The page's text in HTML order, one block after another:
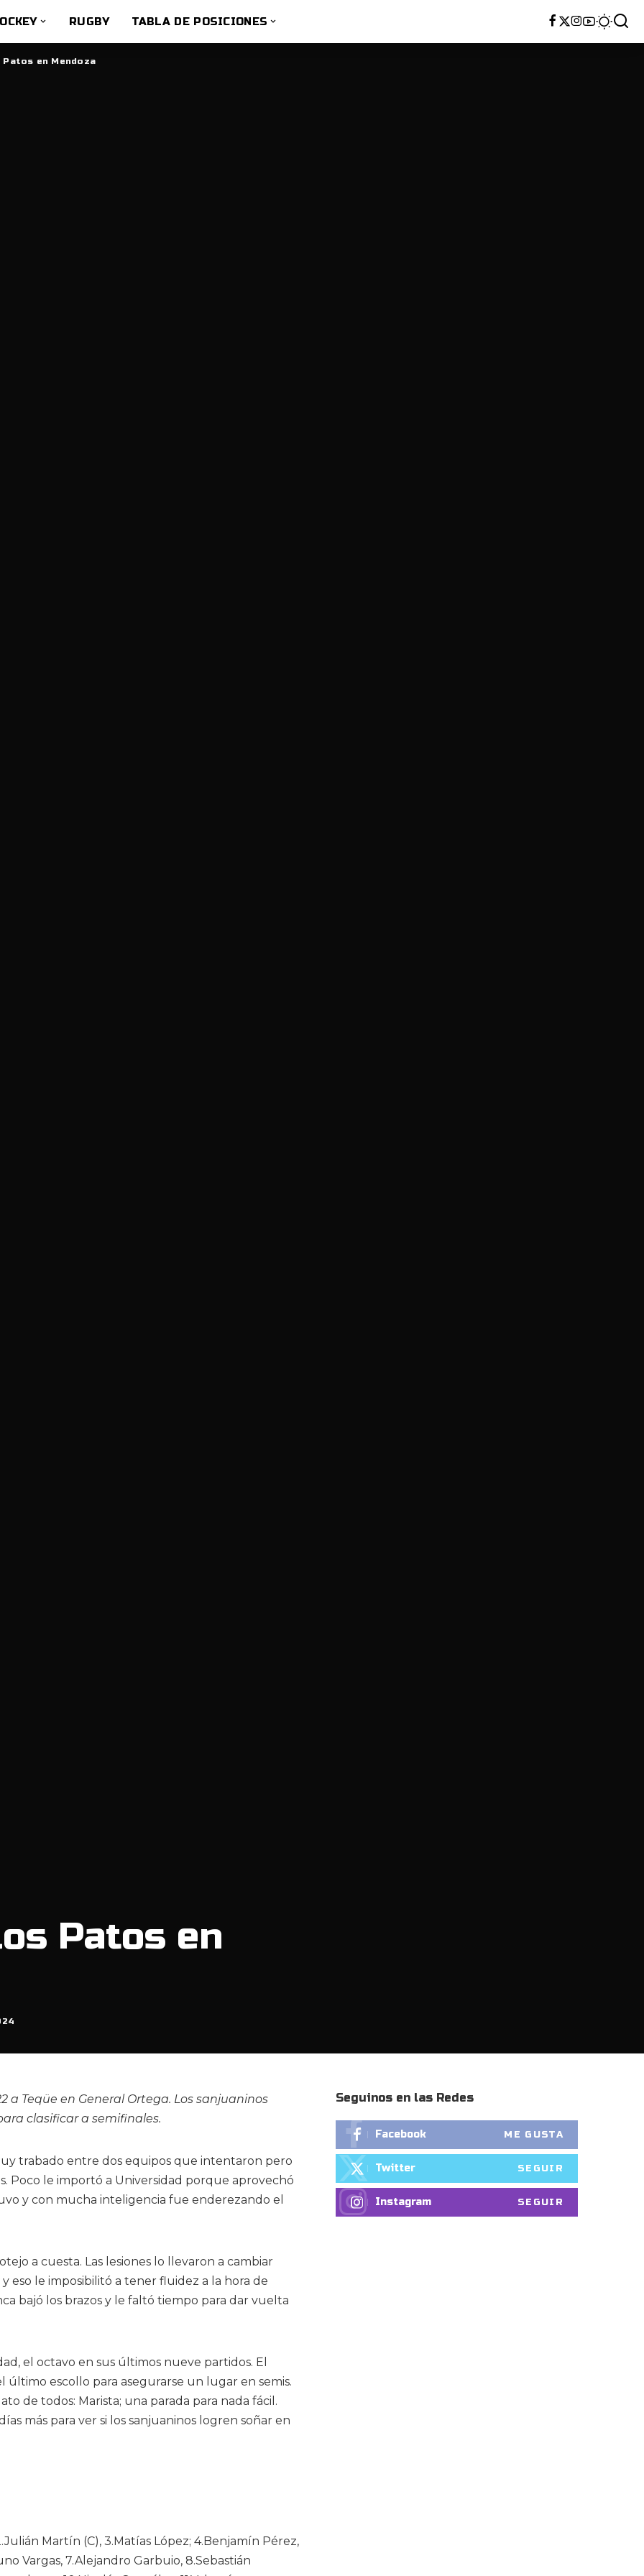
RUGBY TABLA DE POSICIONES
en Mendoza
Patos en
a Teqüe en General Ortega. Los sanjuaninos
clasificar a semifinales.
trabado entre dos equipos que intentaron pero
Poco le importó a Universidad porque aprovechó
y con mucha inteligencia fue enderezando el
a cuesta. Las lesiones lo llevaron a cambiar
eso le imposibilitó a tener fluidez a la hora de
bajó los brazos y le faltó tiempo para dar vuelta
el octavo en sus últimos nueve partidos. El
último escollo para asegurarse un lugar en semis.
de todos: Marista; una parada para nada fácil.
más para ver si los sanjuaninos logren soñar en
Martín (C), 3.Matías López; 4.Benjamín Pérez,
Vargas, 7.Alejandro Garbuio, 8.Sebastián
Seguinos en las Redes
Facebook ME GUSTA
Twitter SEGUIR
Instagram SEGUIR